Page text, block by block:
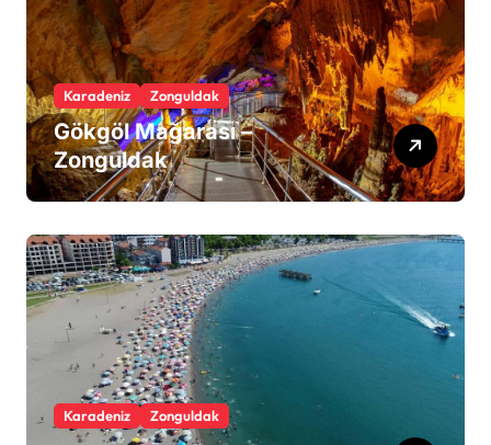
Karadeniz Zonguldak
Gökgöl Mağarası –
Zonguldak
Karadeniz Zonguldak